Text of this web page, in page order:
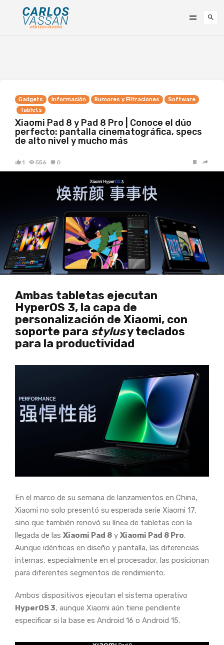
Gadgets Información Rumores y Filtraciones
Software
Tablets
Xiaomi Pad 8 y Pad 8 Pro | Conoce el dúo
perfecto: pantalla cinematográfica, specs
de alto nivel y mucho más
1 556 0
Ambas tabletas ejecutan
HyperOS 3, la capa de
personalización de Xiaomi, con
soporte para stylusy teclados
para la productividad
En el marco de su semana de lanzamientos en China,
Xiaomi no solo presentó su esperada serie Xiaomi 17,
sino que también renovó su línea de tabletas con la
llegada de las Xiaomi Pad 8 y Xiaomi Pad 8 Pro.
Aunque idénticas en diseño y pantalla, las diferencias
internas, especialmente en el procesador, las posicionan
para diferentes segmentos de rendimiento.
Ambos dispositivos ejecutan el sistema operativo
HyperOS 3, aunque Xiaomi aún tiene pendiente
especificar si la base es Android 16 o Android 15.